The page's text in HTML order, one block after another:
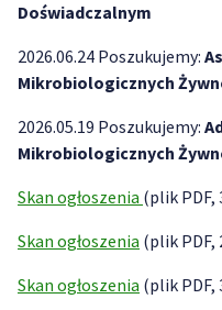
Doświadczalnym
2026.06.24 Poszukujemy:
Mikrobiologicznych
2026.05.19 Poszukujemy:
Mikrobiologicznych
Skan ogłoszenia (plik PDF,
Skan ogłoszenia (plik PDF,
Skan ogłoszenia (plik PDF,